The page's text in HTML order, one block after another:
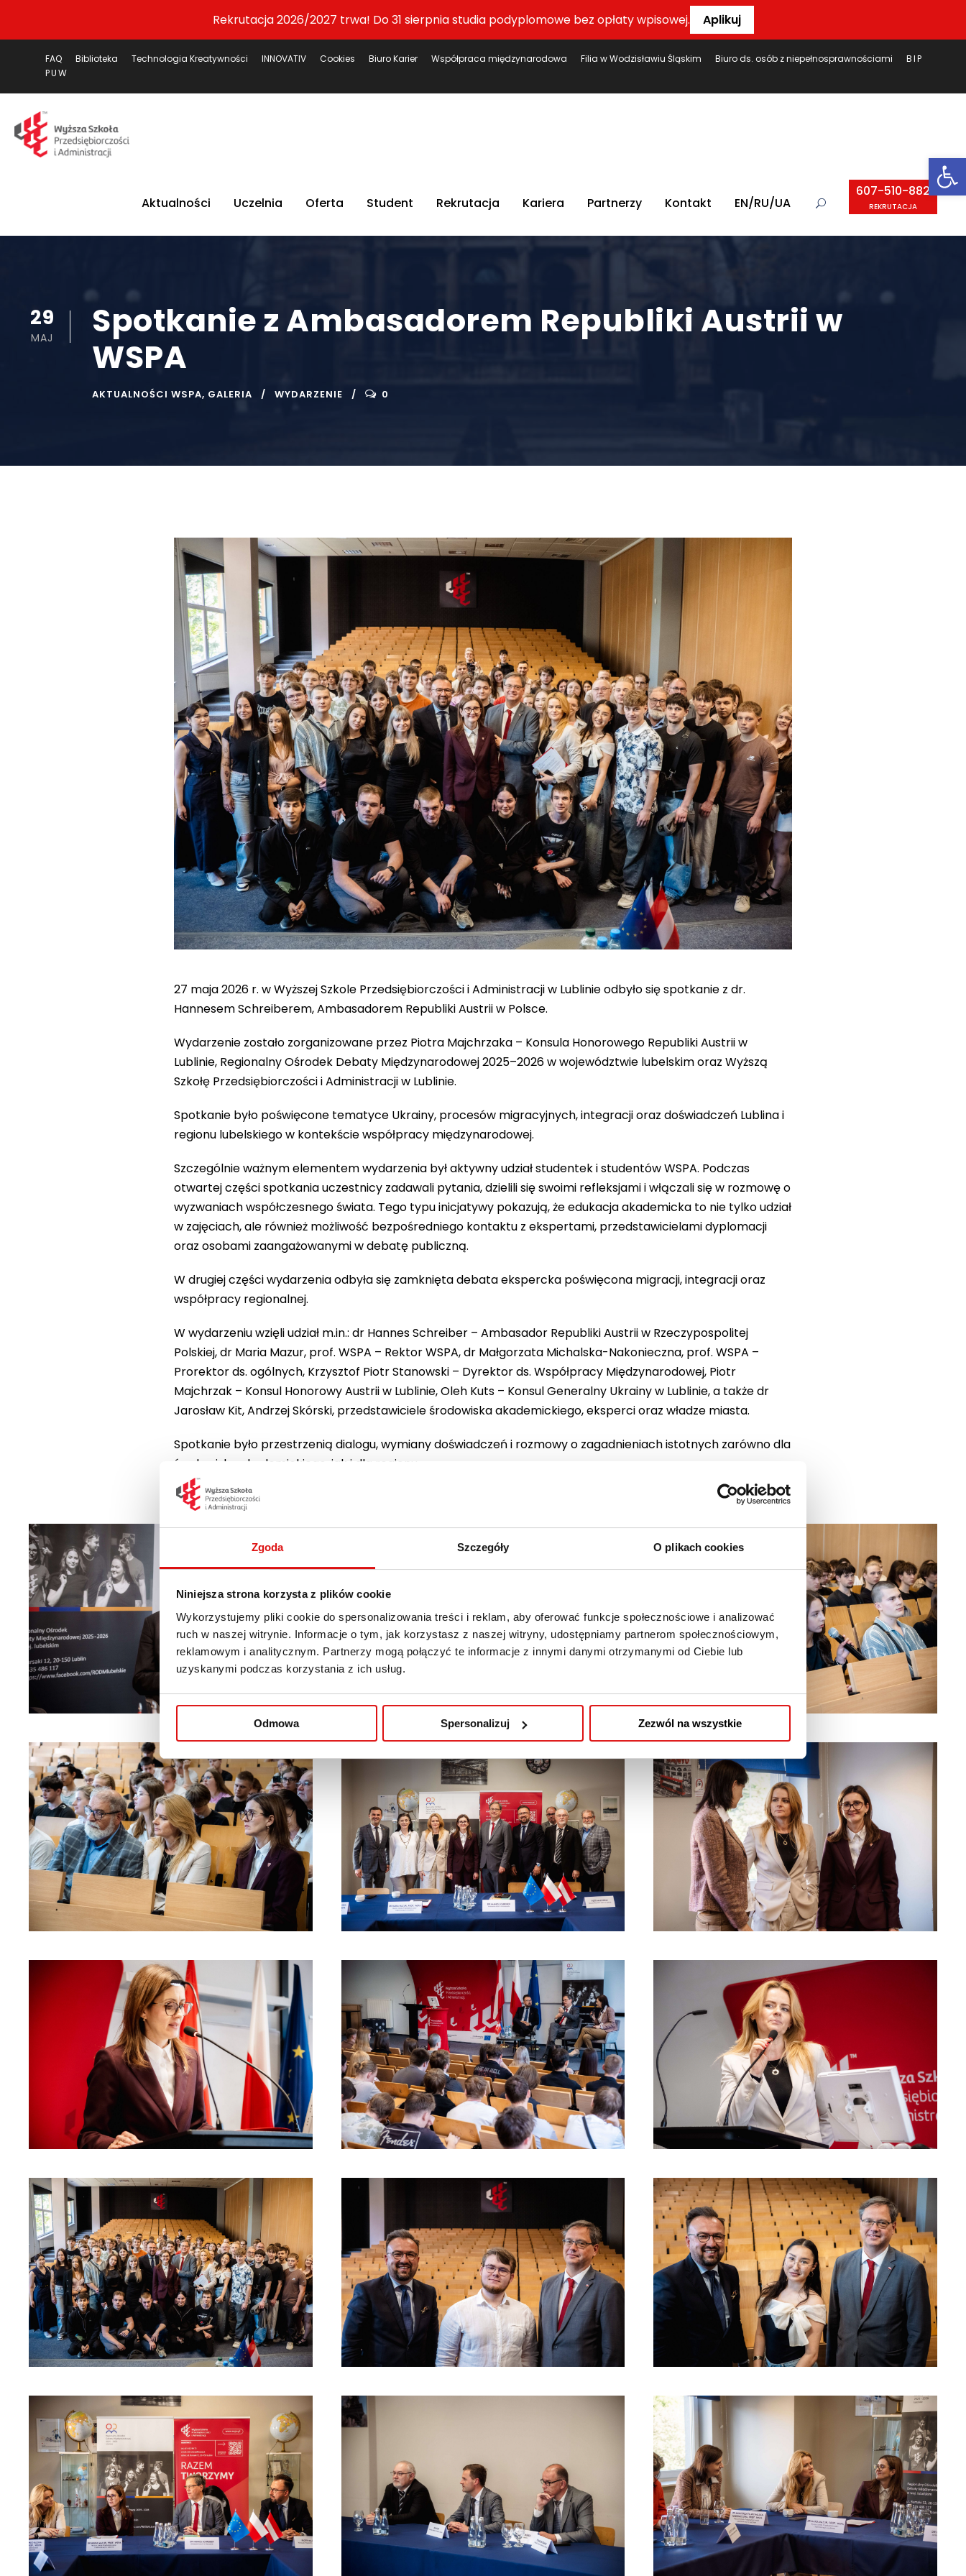
Zgoda Szczegóły O plikach cookies
Niniejsza strona korzysta z plików cookie
Wykorzystujemy pliki cookie do spersonalizowania treści i reklam, aby oferować funkcje społecznościowe i analizować
ruch w naszej witrynie. Informacje o tym, jak korzystasz z naszej witryny, udostępniamy partnerom społecznościowym,
reklamowym i analitycznym. Partnerzy mogą połączyć te informacje z innymi danymi otrzymanymi od Ciebie lub
uzyskanymi podczas korzystania z ich usług.
Odmowa Spersonalizuj Zezwól na wszystkie
Rekrutacja 2026/2027 trwa! Do 31 sierpnia studia podyplomowe bez opłaty wpisowej. Aplikuj
FAQ Biblioteka Technologia Kreatywności INNOVATIV Cookies Biuro Karier Współpraca międzynarodowa Filia w Wodzisławiu Śląskim Biuro ds. osób z niepełnosprawnościami
BIP
PUW
Aktualności Uczelnia Oferta Student Rekrutacja Kariera Partnerzy Kontakt EN/RU/UA
607-510-882
REKRUTACJA
29
MAJ
Spotkanie z Ambasadorem Republiki Austrii w
WSPA
AKTUALNOŚCI WSPA, GALERIA WYDARZENIE 0
27 maja 2026 r. w Wyższej Szkole Przedsiębiorczości i Administracji w Lublinie odbyło się spotkanie z dr.
Hannesem Schreiberem, Ambasadorem Republiki Austrii w Polsce.
Wydarzenie zostało zorganizowane przez Piotra Majchrzaka – Konsula Honorowego Republiki Austrii w
Lublinie, Regionalny Ośrodek Debaty Międzynarodowej 2025–2026 w województwie lubelskim oraz Wyższą
Szkołę Przedsiębiorczości i Administracji w Lublinie.
Spotkanie było poświęcone tematyce Ukrainy, procesów migracyjnych, integracji oraz doświadczeń Lublina i
regionu lubelskiego w kontekście współpracy międzynarodowej.
Szczególnie ważnym elementem wydarzenia był aktywny udział studentek i studentów WSPA. Podczas
otwartej części spotkania uczestnicy zadawali pytania, dzielili się swoimi refleksjami i włączali się w rozmowę o
wyzwaniach współczesnego świata. Tego typu inicjatywy pokazują, że edukacja akademicka to nie tylko udział
w zajęciach, ale również możliwość bezpośredniego kontaktu z ekspertami, przedstawicielami dyplomacji
oraz osobami zaangażowanymi w debatę publiczną.
W drugiej części wydarzenia odbyła się zamknięta debata ekspercka poświęcona migracji, integracji oraz
współpracy regionalnej.
W wydarzeniu wzięli udział m.in.: dr Hannes Schreiber – Ambasador Republiki Austrii w Rzeczypospolitej
Polskiej, dr Maria Mazur, prof. WSPA – Rektor WSPA, dr Małgorzata Michalska-Nakonieczna, prof. WSPA –
Prorektor ds. ogólnych, Krzysztof Piotr Stanowski – Dyrektor ds. Współpracy Międzynarodowej, Piotr
Majchrzak – Konsul Honorowy Austrii w Lublinie, Oleh Kuts – Konsul Generalny Ukrainy w Lublinie, a także dr
Jarosław Kit, Andrzej Skórski, przedstawiciele środowiska akademickiego, eksperci oraz władze miasta.
Spotkanie było przestrzenią dialogu, wymiany doświadczeń i rozmowy o zagadnieniach istotnych zarówno dla
środowiska akademickiego, jak i dla regionu.